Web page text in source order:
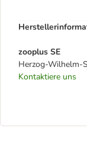
zooplus SE
Herzog-Wilhelm-
Kontaktiere uns